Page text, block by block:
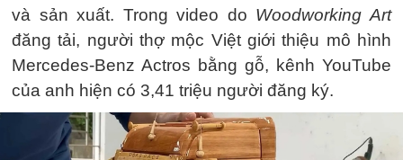
và sản xuất. Trong video do Woodworking Art
đăng tải, người thợ mộc Việt giới thiệu mô hình
Mercedes-Benz Actros bằng gỗ, kênh YouTube
của anh hiện có 3,41 triệu người đăng ký.